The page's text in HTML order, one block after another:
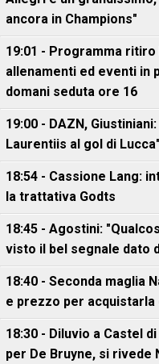
ancora in Champions"
19:01 - Programma
allenamenti ed eventi in
domani seduta ore 16
19:00 - DAZN,
Laurentiis al gol di Lucca"
18:54 - Cassione Lang:
la trattativa Godts
18:45 - Agostini:
visto il bel segnale dato
18:40 - Seconda maglia
e prezzo per acquistarla
18:30 - Diluvio a Castel
per De Bruyne, si rivede